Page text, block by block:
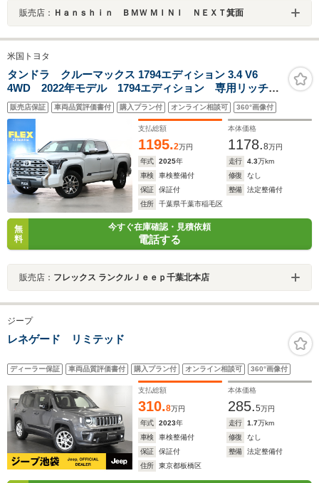
販売店： Ｈａｎｓｈｉｎ ＢＭＷ ＭＩＮＩ ＮＥＸＴ箕面
米国トヨタ
タンドラ クルーマックス 1794エディション 3.4 V6
4WD 2022年モデル 1794エディション 専用リッチク
リームレザーシート 前席シートヒーター&クーラー 14
インチディスプレイオーディオ パノラミックビュール
ーフ パワーサンシェード JBL12スピーカー 20イン
チAW
販売店保証 車両品質評価書付 購入プラン付 オンライン相談可 360°画像付
支払総額
1195.2万円
本体価格
1178.8万円
年式
2025年 走行 4.3万km
車検
車検整備付 修復
なし
保証
保証付 整備
法定整備付
住所
千葉県千葉市稲毛区
無
料
今すぐ在庫確認・見積依頼
電話する
販売店： フレックス ランクルＪｅｅｐ千葉北本店
ジープ
レネゲード リミテッド
ディーラー保証 車両品質評価書付 購入プラン付 オンライン相談可 360°画像付
支払総額
310.8万円
本体価格
285.5万円
年式
2023年 走行 1.7万km
車検
車検整備付 修復
なし
保証
保証付 整備
法定整備付
住所
東京都板橋区